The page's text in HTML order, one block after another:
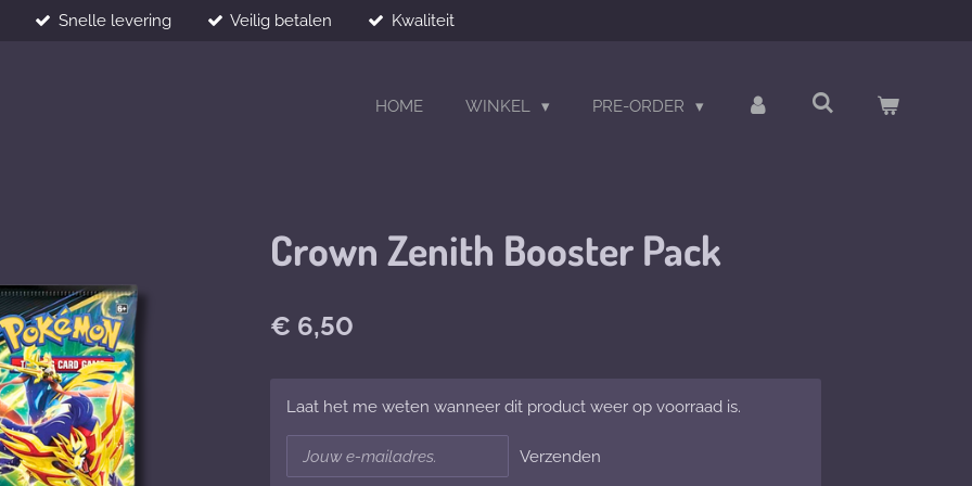
Snelle levering Veilig betalen Kwaliteit
HOME WINKEL PRE-ORDER
Crown Zenith Booster Pack
€ 6,50
Laat het me weten wanneer dit product weer op voorraad is.
Verzenden